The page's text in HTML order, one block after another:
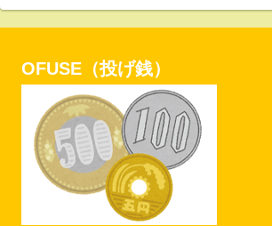
OFUSE（投げ銭）